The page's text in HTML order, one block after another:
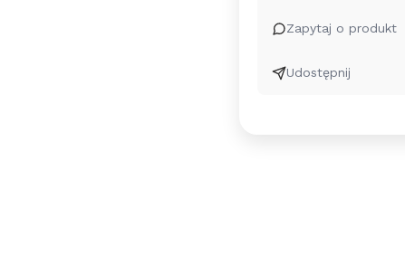
Zapytaj o produkt
Udostępnij